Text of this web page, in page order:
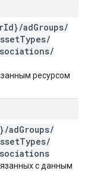
Id}/adGroups/
Types/
/
ресурсом
/adGroups/
Types/
с данным